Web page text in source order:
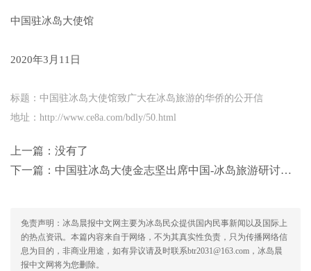
中国驻冰岛大使馆
2020年3月11日
标题：中国驻冰岛大使馆致广大在冰岛旅游的华侨的公开信
地址：http://www.ce8a.com/bdly/50.html
上一篇：没有了
下一篇： 中国驻冰岛大使金志坚出席中国-冰岛旅游研讨会并发表主旨演讲
免责声明：冰岛晨报中文网主要为冰岛民众提供国内民事新闻以及国际上
的热点资讯。本篇内容来自于网络，不为其真实性负责，只为传播网络信
息为目的，非商业用途，如有异议请及时联系btr2031@163.com，冰岛晨
报中文网将为您删除。